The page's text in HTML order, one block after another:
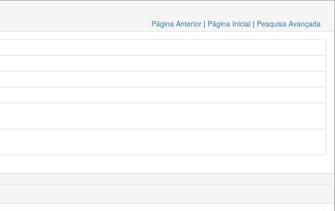
Página Anterior | Página Inicial | Pesquisa Avançada